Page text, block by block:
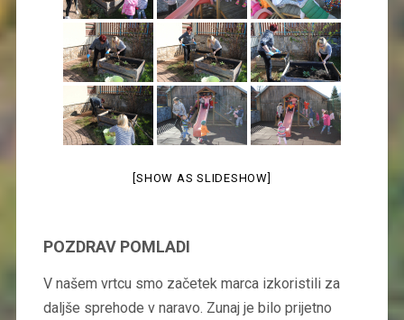
[SHOW AS SLIDESHOW]
POZDRAV POMLADI
V našem vrtcu smo začetek marca izkoristili za
daljše sprehode v naravo. Zunaj je bilo prijetno